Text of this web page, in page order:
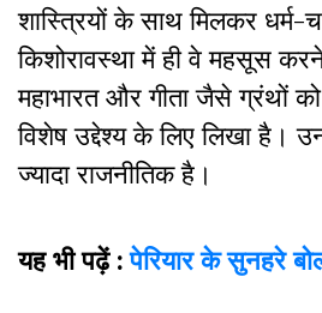
शास्त्रियों के साथ मिलकर धर्म-
किशोरावस्था में ही वे महसूस
महाभारत और गीता जैसे ग्रंथों
विशेष उद्देश्य के लिए लिखा है।
ज्यादा राजनीतिक है।
यह भी पढ़ें :पेरियार के सुनहरे